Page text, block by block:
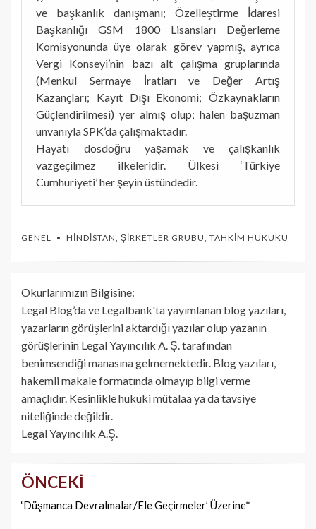
ve başkanlık danışmanı; Özelleştirme İdaresi
Başkanlığı GSM 1800 Lisansları Değerleme
Komisyonunda üye olarak görev yapmış, ayrıca
Vergi Konseyi’nin bazı alt çalışma gruplarında
(Menkul Sermaye İratları ve Değer Artış
Kazançları; Kayıt Dışı Ekonomi; Özkaynakların
Güçlendirilmesi) yer almış olup; halen başuzman
unvanıyla SPK’da çalışmaktadır.
Hayatı dosdoğru yaşamak ve çalışkanlık
vazgeçilmez ilkeleridir. Ülkesi ‘Türkiye
Cumhuriyeti’ her şeyin üstündedir.
GENEL HINDISTAN ŞIRKETLER GRUBU TAHKIM HUKUKU
Okurlarımızın Bilgisine:
Legal Blog’da ve Legalbank'ta yayımlanan blog yazıları,
yazarların görüşlerini aktardığı yazılar olup yazanın
görüşlerinin Legal Yayıncılık A. Ş. tarafından
benimsendiği manasına gelmemektedir. Blog yazıları,
hakemli makale formatında olmayıp bilgi verme
amaçlıdır. Kesinlikle hukuki mütalaa ya da tavsiye
niteliğinde değildir.
Legal Yayıncılık A.Ş.
Yazı
dolaşımı
ÖNCEKI
‘Düşmanca Devralmalar/Ele Geçirmeler’ Üzerine*